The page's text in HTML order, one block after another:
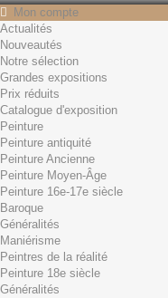
Mon compte
Contact
Français
English
Français
Actualités
Rechercher
Panier (vide)
Aucun produit
Actualités
Nouveautés
Notre sélection
Grandes expositions
Prix réduits
Catalogue d'exposition
Peinture
Peinture antiquité
Peinture Ancienne
Peinture Moyen-Âge
Peinture 16e-17e siècle
Baroque
Généralités
Maniérisme
Peintres de la réalité
Peinture 18e siècle
Généralités